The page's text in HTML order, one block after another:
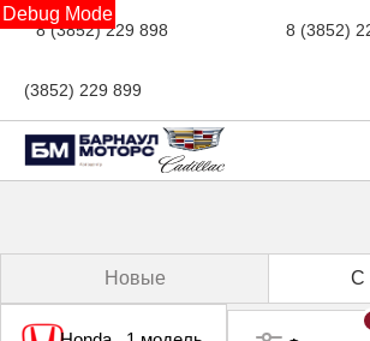
Debug Mode
8 (3852) 229 898 8 (3852)
(3852) 229 899
Новые С